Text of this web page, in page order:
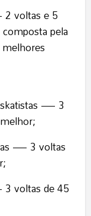
voltas e 5
pela
skatistas — 3
— 3 voltas
voltas de 45